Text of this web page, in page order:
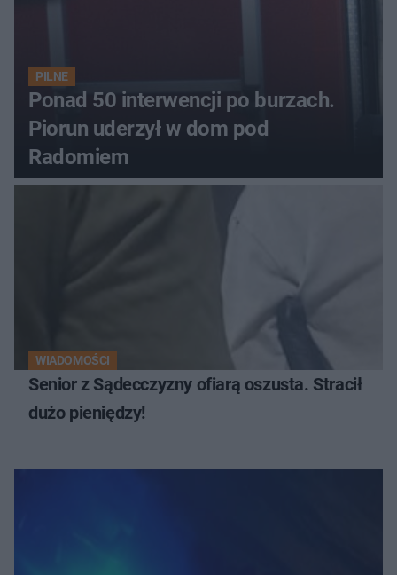
PILNE
Ponad 50 interwencji po burzach.
Piorun uderzył w dom pod
Radomiem
WIADOMOŚCI
Senior z Sądecczyzny ofiarą oszusta. Stracił
dużo pieniędzy!